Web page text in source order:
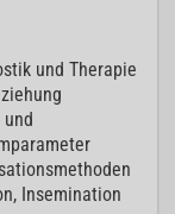
und Therapie
Insemination